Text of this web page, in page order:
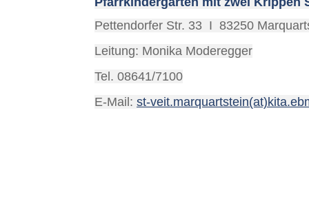
Pettendorfer Str. 33 I 83250
Leitung: Monika Moderegger
Tel. 08641/7100
E-Mail: st-